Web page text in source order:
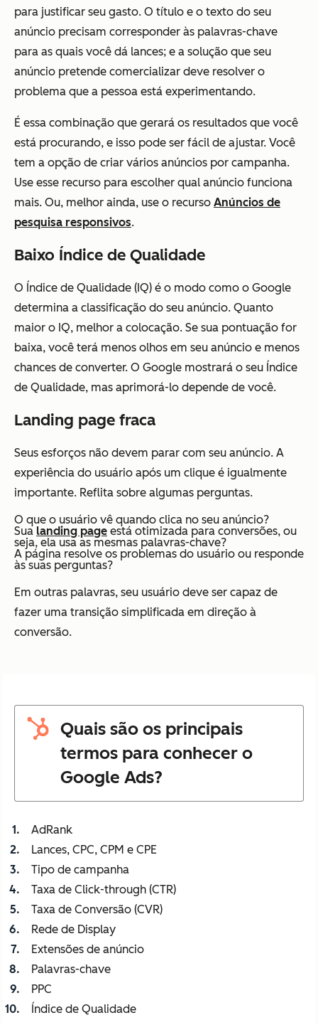
para justificar seu gasto. O título e o texto do seu
anúncio precisam corresponder às palavras-chave
para as quais você dá lances; e a solução que seu
anúncio pretende comercializar deve resolver o
problema que a pessoa está experimentando.
É essa combinação que gerará os resultados que você
está procurando, e isso pode ser fácil de ajustar. Você
tem a opção de criar vários anúncios por campanha.
Use esse recurso para escolher qual anúncio funciona
mais. Ou, melhor ainda, use o recurso Anúncios de
pesquisa responsivos.
Baixo Índice de Qualidade
O Índice de Qualidade (IQ) é o modo como o Google
determina a classificação do seu anúncio. Quanto
maior o IQ, melhor a colocação. Se sua pontuação for
baixa, você terá menos olhos em seu anúncio e menos
chances de converter. O Google mostrará o seu Índice
de Qualidade, mas aprimorá-lo depende de você.
Landing page fraca
Seus esforços não devem parar com seu anúncio. A
experiência do usuário após um clique é igualmente
importante. Reflita sobre algumas perguntas.
O que o usuário vê quando clica no seu anúncio?
Sua landing page está otimizada para conversões, ou
seja, ela usa as mesmas palavras-chave?
A página resolve os problemas do usuário ou responde
às suas perguntas?
Em outras palavras, seu usuário deve ser capaz de
fazer uma transição simplificada em direção à
conversão.
Quais são os principais
termos para conhecer o
Google Ads?
AdRank
Lances, CPC, CPM e CPE
Tipo de campanha
Taxa de Click-through (CTR)
Taxa de Conversão (CVR)
Rede de Display
Extensões de anúncio
Palavras-chave
PPC
Índice de Qualidade